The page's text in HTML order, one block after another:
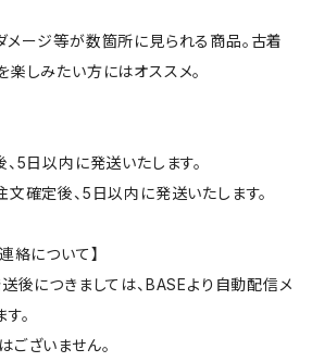
メージ等が数箇所に見られる商品。古着
しみたい方にはオススメ。
5日以内に発送いたします。
確定後、5日以内に発送いたします。
絡について】
後につきましては、BASEより自動配信メ
。
ざいません。